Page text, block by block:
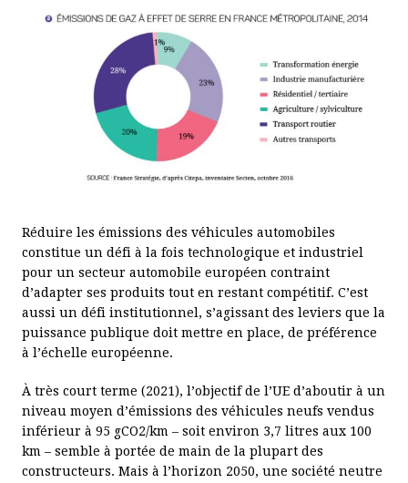
Réduire les émissions des véhicules automobiles
constitue un défi à la fois technologique et industriel
pour un secteur automobile européen contraint
d’adapter ses produits tout en restant compétitif. C’est
aussi un défi institutionnel, s’agissant des leviers que la
puissance publique doit mettre en place, de préférence
à l’échelle européenne.
À très court terme (2021), l’objectif de l’UE d’aboutir à un
niveau moyen d’émissions des véhicules neufs vendus
inférieur à 95 gCO2/km – soit environ 3,7 litres aux 100
km – semble à portée de main de la plupart des
constructeurs. Mais à l’horizon 2050, une société neutre